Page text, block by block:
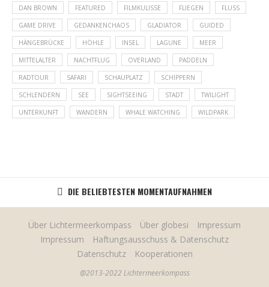
DAN BROWN FEATURED FILMKULISSE FLIEGEN FLUSS
GAME DRIVE GEDANKENCHAOS GLADIATOR GUIDED
HÄNGEBRÜCKE HÖHLE INSEL LAGUNE MEER
MITTELALTER NACHTFLUG OVERLAND PADDELN
RADTOUR SAFARI SCHAUPLATZ SCHIPPERN
SCHLENDERN SEE SIGHTSEEING STADT TWILIGHT
UNTERKUNFT WANDERN WHALE WATCHING WILDPARK
DIE BELIEBTESTEN MOMENTAUFNAHMEN
Über Lichtermeerkompass Über globesi
Impressum
Impressum
Haftungsausschuss & Datenschutz
Datenschutz
Kooperationen
@2013-2022 Lichtermeerkompass